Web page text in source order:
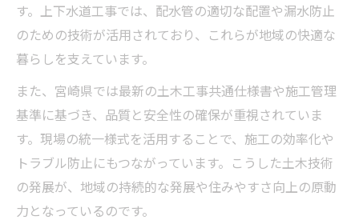
す。上下水道工事では、配水管の適切な配置や漏水防止
のための技術が活用されており、これらが地域の快適な
暮らしを支えています。
また、宮崎県では最新の土木工事共通仕様書や施工管理
基準に基づき、品質と安全性の確保が重視されていま
す。現場の統一様式を活用することで、施工の効率化や
トラブル防止にもつながっています。こうした土木技術
の発展が、地域の持続的な発展や住みやすさ向上の原動
力となっているのです。